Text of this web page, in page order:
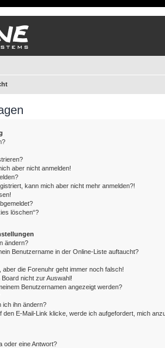
aber nicht anmelden!
kann mich aber nicht mehr anmelden?!
löschen“?
ändern?
Benutzername in der Online-Liste auftaucht?
aber die Forenuhr geht immer noch falsch!
nicht zur Auswahl!
Benutzernamen angezeigt werden?
ich ihn ändern?
den E-Mail-Link klicke, werde ich aufgefordert, mich
oder eine Antwort?